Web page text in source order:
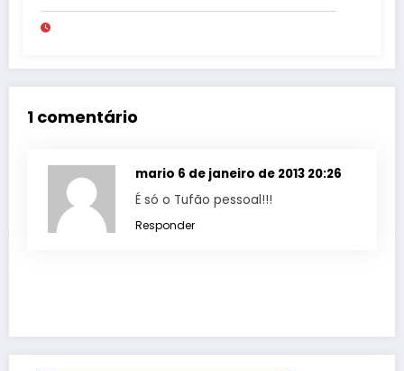
1 comentário
mario 6 de janeiro de 2013 20:26
É só o Tufão pessoal!!!
Responder